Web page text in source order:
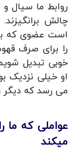
روابط ما سیال
چالش
است عضوی که
را برای صرف
خوبی تبدیل
او خیلی نزدیک
می رسد که دیگر
عواملی که ما
میکند